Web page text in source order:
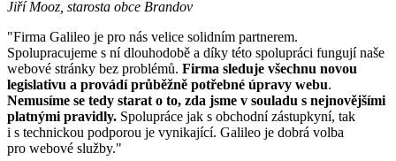
Jiří Mooz, starosta obce Brandov
"Firma Galileo je pro nás velice solidním partnerem.
Spolupracujeme s ní dlouhodobě a díky této spolupráci fungují naše
webové stránky bez problémů. Firma sleduje všechnu novou
legislativu a provádí průběžně potřebné úpravy webu.
Nemusíme se tedy starat o to, zda jsme v souladu s nejnovějšími
platnými pravidly. Spolupráce jak s obchodní zástupkyní, tak
i s technickou podporou je vynikající. Galileo je dobrá volba
pro webové služby."